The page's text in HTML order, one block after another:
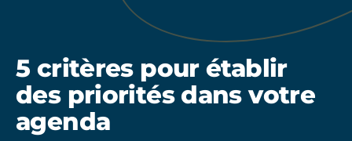
5 critères pour établir
des priorités dans votre
agenda